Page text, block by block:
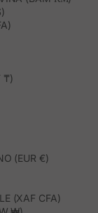
₸)
(EUR €)
(XAF CFA)